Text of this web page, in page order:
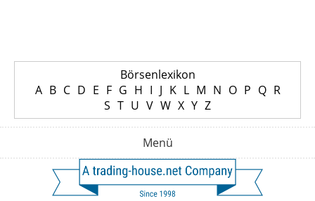
Börsenlexikon
A B C D E F G H I J K L M N O P Q R
S T U V W X Y Z
Menü